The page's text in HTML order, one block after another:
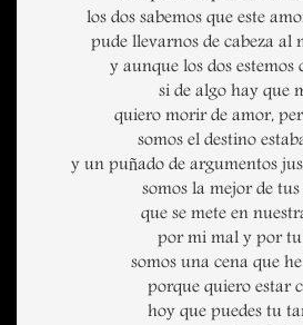
los dos sabemos que este
pude llevarnos de cabeza al
y aunque los dos estemos
si de algo hay que
quiero morir de amor,
somos el destino
y un puñado de argumentos
somos la mejor de
que se mete en
por mi mal y por tu
somos una cena que
porque quiero estar
hoy que puedes tu